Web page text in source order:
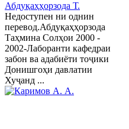
Абдуқаҳҳорзода Т.
Недоступен ни однин
перевод.Абдуқаҳҳорзода
Таҳмина Солҳои 2000 -
2002-Лаборанти кафедраи
забон ва адабиёти тоҷики
Донишгоҳи давлатии
Хуҷанд ...